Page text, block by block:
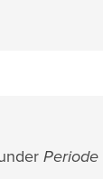
Periode